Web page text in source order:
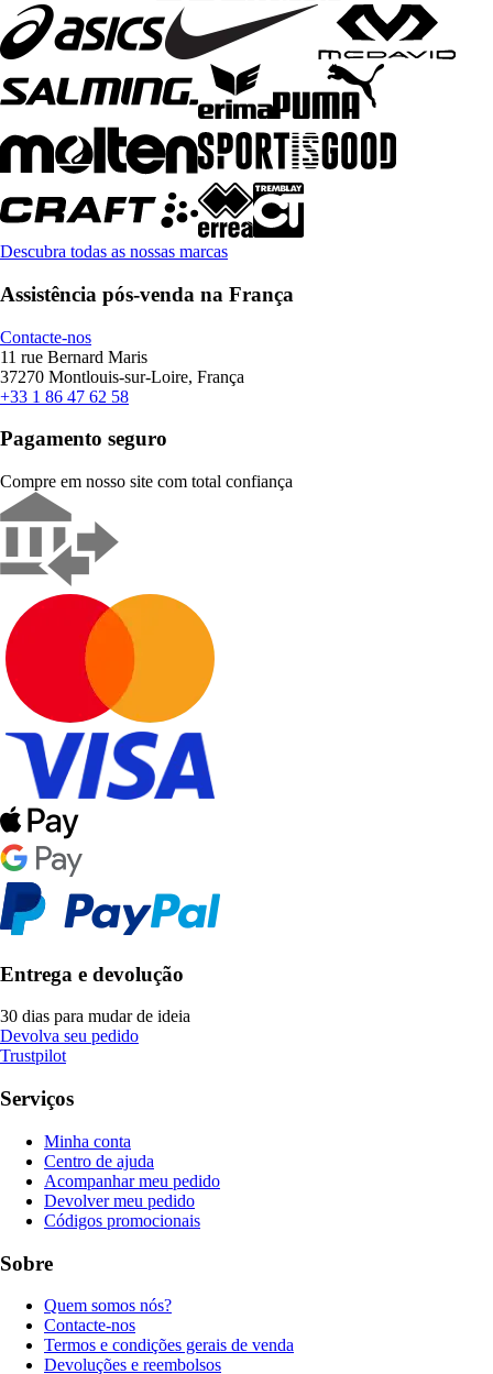
Descubra todas as nossas marcas
Assistência pós-venda na França
Contacte-nos
11 rue Bernard Maris
37270 Montlouis-sur-Loire, França
+33 1 86 47 62 58
Pagamento seguro
Compre em nosso site com total confiança
Entrega e devolução
30 dias para mudar de ideia
Devolva seu pedido
Trustpilot
Serviços
Minha conta
Centro de ajuda
Acompanhar meu pedido
Devolver meu pedido
Códigos promocionais
Sobre
Quem somos nós?
Contacte-nos
Termos e condições gerais de venda
Devoluções e reembolsos